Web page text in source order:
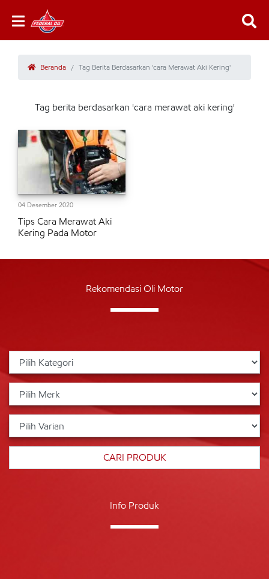
Beranda Tag Berita Berdasarkan 'cara Merawat Aki Kering'
Tag berita berdasarkan 'cara merawat aki kering'
04 Desember 2020
Tips Cara Merawat Aki
Kering Pada Motor
Rekomendasi Oli Motor
Info Produk